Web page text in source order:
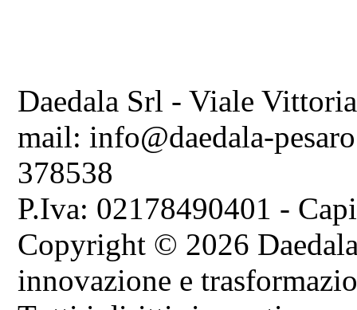
Daedala Srl - Viale
mail: info@daedala-
378538
P.Iva: 02178490401 -
Copyright © 2026
innovazione e